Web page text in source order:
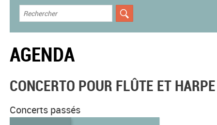
AGENDA
CONCERTO POUR FLÛTE ET HARPE
Concerts passés